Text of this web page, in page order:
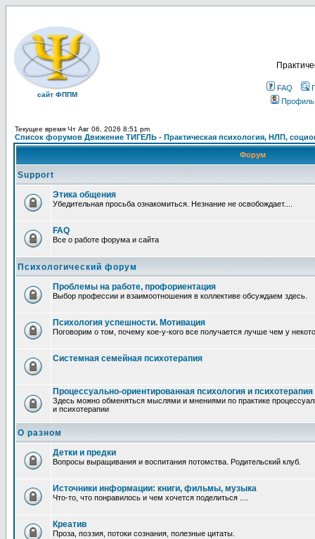
сайт ФППМ
FAQ
Профиль
Текущее время Чт Авг 06, 2026 8:51 pm
Список форумов Движение ТИГЕЛЬ - Практическая психология, НЛП,
Форум
Support
Этика общения
Убедительная просьба ознакомиться. Незнание не освобождает....
FAQ
Все о работе форума и сайта
Психологический форум
Проблемы на работе, профориентация
Выбор профессии и взаимоотношения в коллективе обсуждаем здесь.
Психология успешности. Мотивация
Поговорим о том, почему кое-у-кого все получается лучше чем у
Системная семейная психотерапия
Процессуально-ориентированная психология и психотерапия
Здесь можно обменяться мыслями и мнениями по практике
и психотерапии
О разном
Детки и предки
Вопросы выращивания и воспитания потомства. Родительский клуб.
Источники информации: книги, фильмы, музыка
Что-то, что понравилось и чем хочется поделиться ....
Креатив
Проза, поэзия, потоки сознания, полезные цитаты.